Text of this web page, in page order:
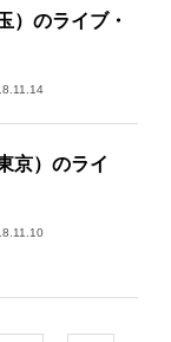
）のライブ・
京）のライ